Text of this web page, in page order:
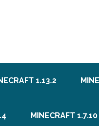
1.13.2
MINECRAFT 1.7.10